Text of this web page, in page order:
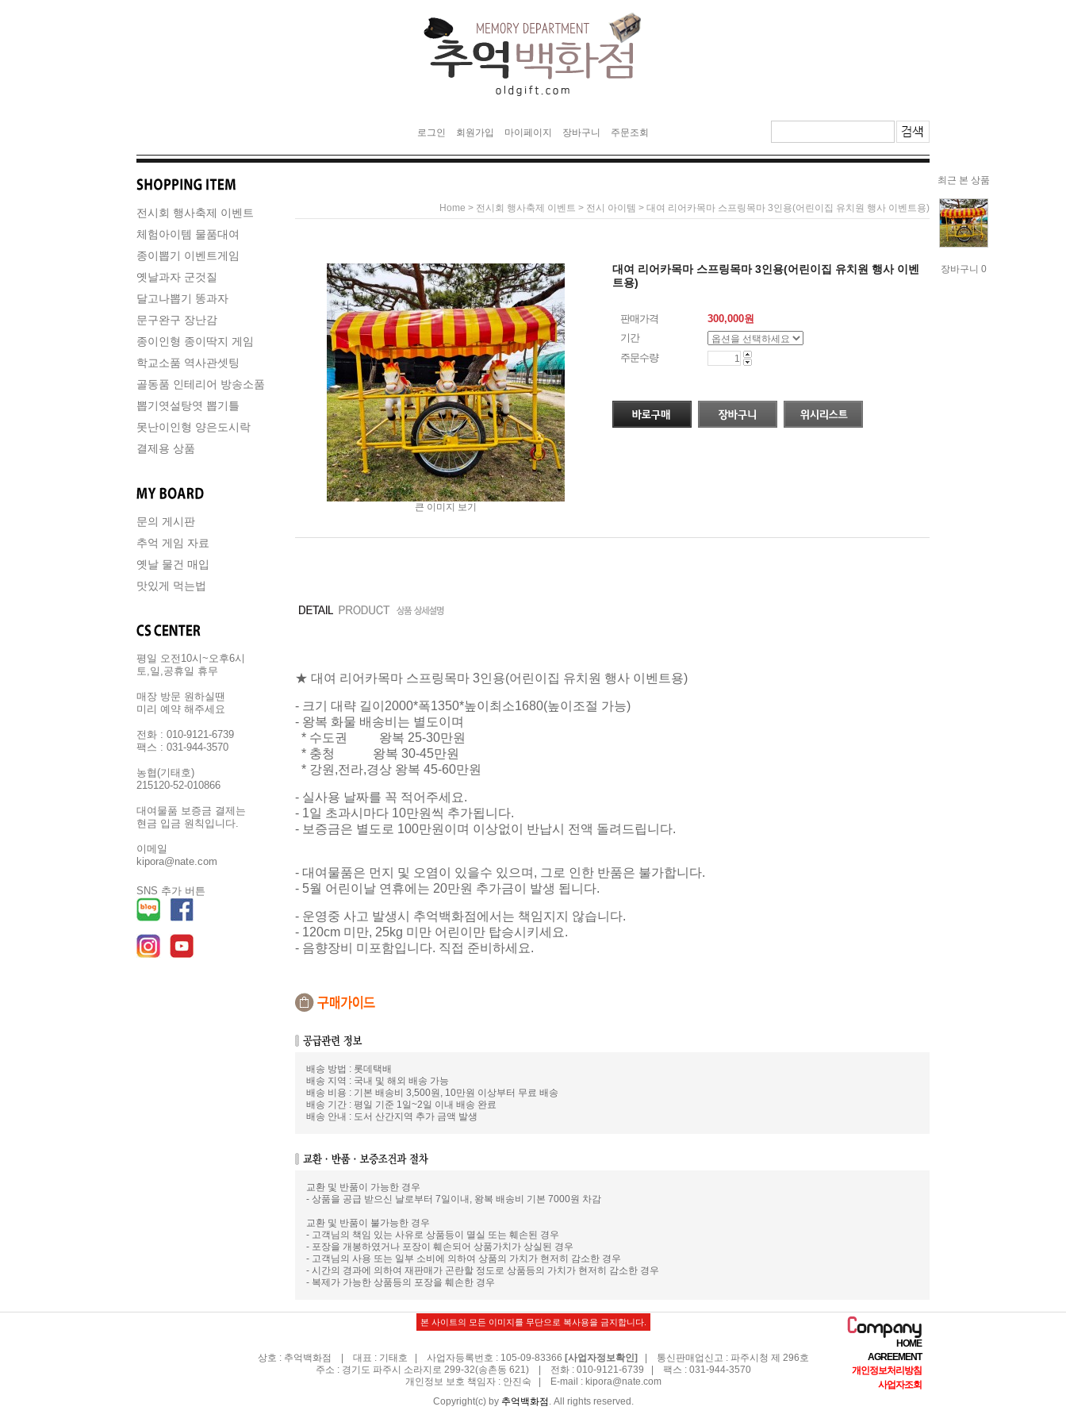
최근 본 상품
장바구니 0
로그인 회원가입 마이페이지 장바구니 주문조회
전시회 행사축제 이벤트
체험아이템 물품대여
종이뽑기 이벤트게임
옛날과자 군것질
달고나뽑기 똥과자
문구완구 장난감
종이인형 종이딱지 게임
학교소품 역사관셋팅
골동품 인테리어 방송소품
뽑기엿설탕엿 뽑기틀
못난이인형 양은도시락
결제용 상품
문의 게시판
추억 게임 자료
옛날 물건 매입
맛있게 먹는법
평일 오전10시~오후6시
토,일,공휴일 휴무
매장 방문 원하실땐
미리 예약 해주세요
전화 : 010-9121-6739
팩스 : 031-944-3570
농협(기태호)
215120-52-010866
대여물품 보증금 결제는
현금 입금 원칙입니다.
이메일
kipora@nate.com
SNS 추가 버튼
Home > 전시회 행사축제 이벤트 > 전시 아이템 > 대여 리어카목마 스프링목마 3인용(어린이집 유치원 행사 이벤트용)
큰 이미지 보기
대여 리어카목마 스프링목마 3인용(어린이집 유치원 행사 이벤
트용)
판매가격 300,000원
기간
주문수량
★ 대여 리어카목마 스프링목마 3인용(어린이집 유치원 행사 이벤트용)
- 크기 대략 길이2000*폭1350*높이최소1680(높이조절 가능)
- 왕복 화물 배송비는 별도이며
* 수도권 왕복 25-30만원
* 충청 왕복 30-45만원
* 강원,전라,경상 왕복 45-60만원
- 실사용 날짜를 꼭 적어주세요.
- 1일 초과시마다 10만원씩 추가됩니다.
- 보증금은 별도로 100만원이며 이상없이 반납시 전액 돌려드립니다.
- 대여물품은 먼지 및 오염이 있을수 있으며, 그로 인한 반품은 불가합니다.
- 5월 어린이날 연휴에는 20만원 추가금이 발생 됩니다.
- 운영중 사고 발생시 추억백화점에서는 책임지지 않습니다.
- 120cm 미만, 25kg 미만 어린이만 탑승시키세요.
- 음향장비 미포함입니다. 직접 준비하세요.
배송 방법 : 롯데택배
배송 지역 : 국내 및 해외 배송 가능
배송 비용 : 기본 배송비 3,500원, 10만원 이상부터 무료 배송
배송 기간 : 평일 기준 1일~2일 이내 배송 완료
배송 안내 : 도서 산간지역 추가 금액 발생
교환 및 반품이 가능한 경우
- 상품을 공급 받으신 날로부터 7일이내, 왕복 배송비 기본 7000원 차감
교환 및 반품이 불가능한 경우
- 고객님의 책임 있는 사유로 상품등이 멸실 또는 훼손된 경우
- 포장을 개봉하였거나 포장이 훼손되어 상품가치가 상실된 경우
- 고객님의 사용 또는 일부 소비에 의하여 상품의 가치가 현저히 감소한 경우
- 시간의 경과에 의하여 재판매가 곤란할 정도로 상품등의 가치가 현저히 감소한 경우
- 복제가 가능한 상품등의 포장을 훼손한 경우
본 사이트의 모든 이미지를 무단으로 복사용을 금지합니다.
HOME
AGREEMENT
개인정보처리방침
사업자조회
상호 : 추억백화점 | 대표 : 기태호 | 사업자등록번호 : 105-09-83366 [사업자정보확인]| 통신판매업신고 : 파주시청 제 296호
주소 : 경기도 파주시 소라지로 299-32(송촌동 621) | 전화 : 010-9121-6739 | 팩스 : 031-944-3570
개인정보 보호 책임자 : 안진숙 | E-mail : kipora@nate.com
Copyright(c) by 추억백화점 . All rights reserved.